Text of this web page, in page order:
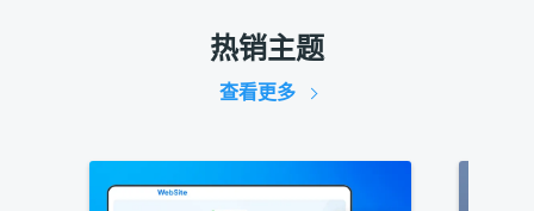
热销主题
查看更多